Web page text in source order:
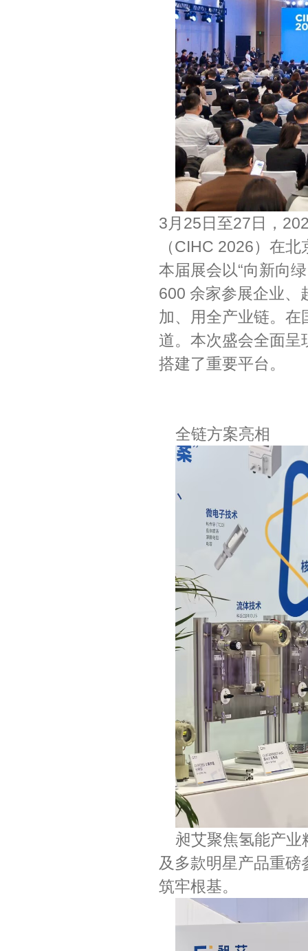
3月25日至27日，
（CIHC 2026）在
本届展会以“向新向
600 余家参展企业、
加、用全产业链。在
道。本次盛会全面呈
搭建了重要平台。
全链方案亮相
昶艾聚焦氢能产业
及多款明星产品重
筑牢根基。